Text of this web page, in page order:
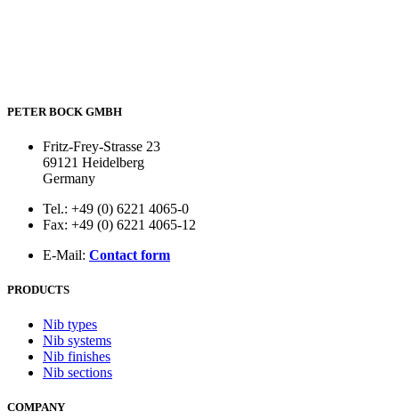
PETER BOCK GMBH
Fritz-Frey-Strasse 23
69121 Heidelberg
Germany
Tel.: +49 (0) 6221 4065-0
Fax: +49 (0) 6221 4065-12
E-Mail: Contact form
PRODUCTS
Nib types
Nib systems
Nib finishes
Nib sections
COMPANY